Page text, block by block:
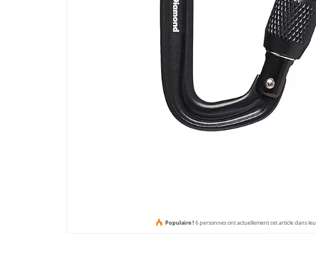
Populaire ! 6 personnes ont actuellement cet article dans